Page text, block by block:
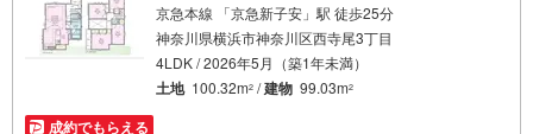
京急本線 「京急新子安」駅 徒歩25分
神奈川県横浜市神奈川区西寺尾3丁目
4LDK / 2026年5月（築1年未満）
土地 100.32m2 /建物 99.03m2
成約でもらえる